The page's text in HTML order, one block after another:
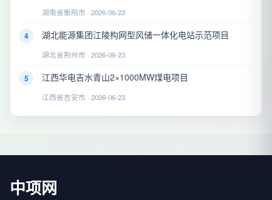
湖南省衡阳市 · 2026-06-23
4 湖北能源集团江陵构网型风储一体化电站示范项目
湖北省荆州市 · 2026-06-23
5 江西华电吉水青山2×1000MW煤电项目
江西省吉安市 · 2026-06-23
中项网